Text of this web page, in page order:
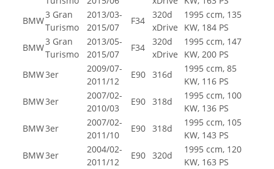
BMW
3 Gran
Turismo
2013/03-
2015/07
F34
320d
xDrive
1995 ccm, 135
KW, 184 PS
BMW
3 Gran
Turismo
2013/05-
2015/07
F34
320d
xDrive
1995 ccm, 147
KW, 200 PS
BMW3er
2009/07-
2011/12
E90 316d
1995 ccm, 85
KW, 116 PS
BMW3er
2007/02-
2010/03
E90 318d
1995 ccm, 100
KW, 136 PS
BMW3er
2007/02-
2011/10
E90 318d
1995 ccm, 105
KW, 143 PS
BMW3er
2004/02-
2011/12
E90 320d
1995 ccm, 120
KW, 163 PS